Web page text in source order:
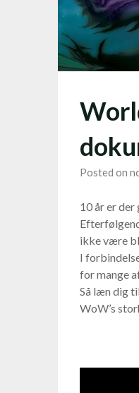
Posted on
10 år er
ikke være
I
for mange
Så læn dig
WoW’s